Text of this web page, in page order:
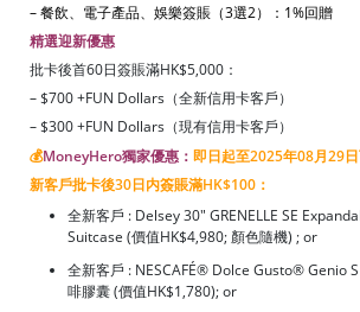
– 餐飲、電子產品、娛樂簽賬（3選2）：1%回贈
精選迎新優惠
批卡後首60日簽賬滿HK$5,000：
– $700 +FUN Dollars（全新信用卡客戶）
– $300 +FUN Dollars（現有信用卡客戶）
💰MoneyHero獨家優惠： 即日起至2025年08月29日
新客戶批卡後30日内簽賬滿HK$100：
全新客戶 : Delsey 30" GRENELLE SE
Suitcase (價值HK$4,980; 顏色隨機) ; or
全新客戶 : NESCAFÉ® Dolce Gusto® Genio
啡膠囊 (價值HK$1,780); or